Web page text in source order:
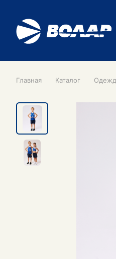
Главная Каталог